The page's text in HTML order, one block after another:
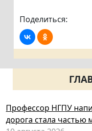
Поделиться:
Профессор НГПУ
дорога стала частью